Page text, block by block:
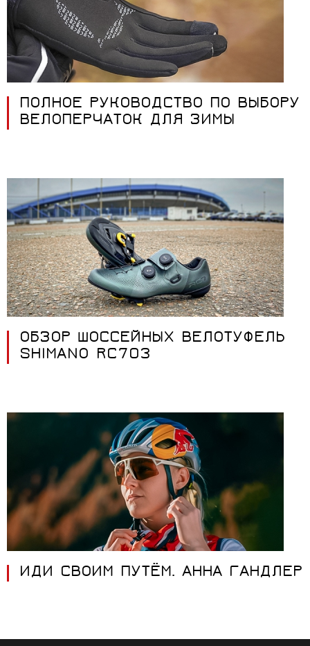
ПОЛНОЕ РУКОВОДСТВО ПО ВЫБОРУ
ВЕЛОПЕРЧАТОК ДЛЯ ЗИМЫ
ОБЗОР ШОССЕЙНЫХ ВЕЛОТУФЕЛЬ
SHIMANO RC703
ИДИ СВОИМ ПУТЁМ. АННА ГАНДЛЕР